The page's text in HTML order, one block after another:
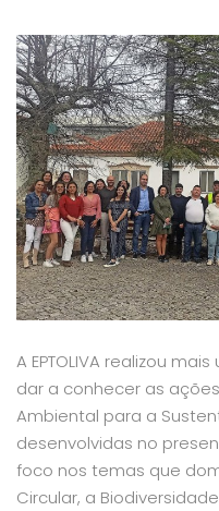
A EPTOLIVA realizou
dar a conhecer as
Ambiental para a
desenvolvidas no
foco nos temas que
Circular, a